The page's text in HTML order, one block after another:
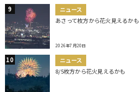
ニュース
あさって枚方から花火見えるかも
2026年7月20日
ニュース
8/5枚方から花火見えるかも